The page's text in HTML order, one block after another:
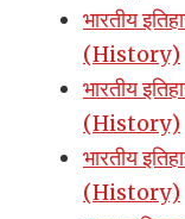
भारतीय
(History)
भारतीय
(History)
भारतीय
(History)